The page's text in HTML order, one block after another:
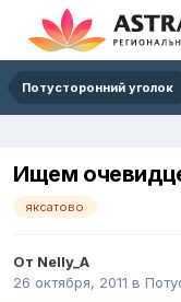
Потусторонний уголок
Ищем
яксатово
От Nelly_A
26 октября, 2011 в